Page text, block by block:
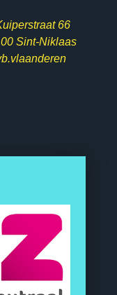
66
Sint-Niklaas